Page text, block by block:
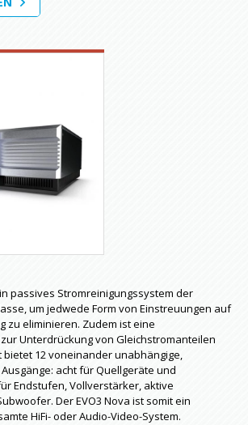
passives Stromreinigungssystem der
um jedwede Form von Einstreuungen auf
zu eliminieren. Zudem ist eine
Unterdrückung von Gleichstromanteilen
bietet 12 voneinander unabhängige,
acht für Quellgeräte und
Endstufen, Vollverstärker, aktive
Der EVO3 Nova ist somit ein
HiFi- oder Audio-Video-System.